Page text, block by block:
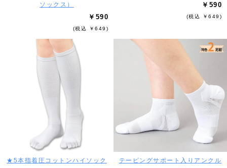
ソックス）
￥590
(税込 ￥649)
￥590
(税込 ￥649)
★5本指着圧コットンハイソック
テーピングサポート入りアンクル